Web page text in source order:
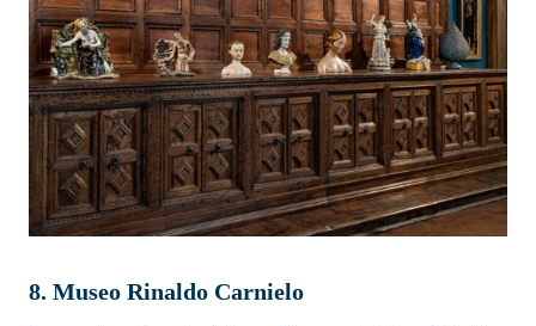
8. Museo Rinaldo Carnielo